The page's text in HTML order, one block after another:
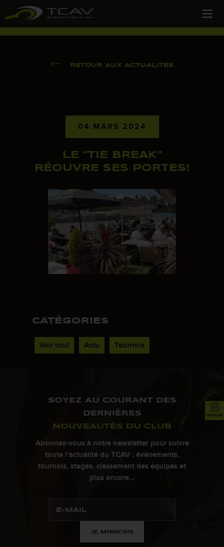
tenup
RETOUR AUX ACTUALITÉS
04 MARS 2024
LE "TIE BREAK"
RÉOUVRE SES PORTES!
CATÉGORIES
Voir tout Actu Tournois
SOYEZ AU COURANT DES
DERNIÈRES
NOUVEAUTÉS DU CLUB
Abonnez-vous à notre newsletter pour suivre
toute l’actualité du TCAV : évènements,
tournois, stages, classement des équipes et
plus encore…
JE M'INSCRIS